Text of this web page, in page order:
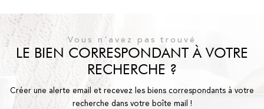
Vous n'avez pas trouvé
LE BIEN CORRESPONDANT À VOTRE
RECHERCHE ?
Créer une alerte email et recevez les biens correspondants à votre
recherche dans votre boîte mail !